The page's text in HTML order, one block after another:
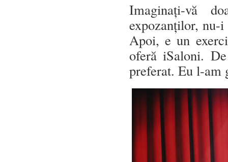
Imaginați-vă
expozanților, nu-i
Apoi, e un
oferă iSaloni.
preferat. Eu l-am